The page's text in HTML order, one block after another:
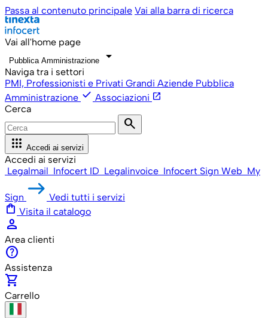
Passa al contenuto principale Vai alla barra di ricerca
Vai all'home page
Pubblica Amministrazione arrow_drop_down
Naviga tra i settori
PMI, Professionisti e Privati Grandi Aziende Pubblica
Amministrazione check Associazioni open_in_new
Cerca
search
apps Accedi ai servizi
Accedi ai servizi
Legalmail Infocert ID Legalinvoice Infocert Sign Web My
Sign Vedi tutti i servizi
shopping_bag Visita il catalogo
person
Area clienti
help
Assistenza
shopping_cart
Carrello